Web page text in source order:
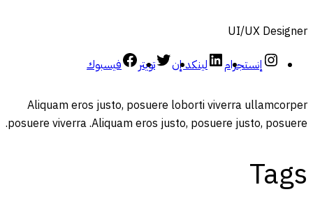
UI/UX Designer
إنستجرام
لينكد إن تويتر فيسبوك
Aliquam eros justo, posuere loborti viverra ullamcorper
posuere viverra .Aliquam eros justo, posuere justo, posuere.
Tags